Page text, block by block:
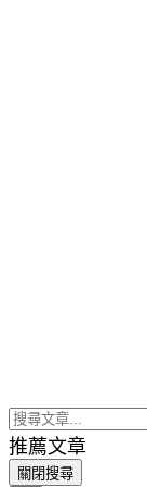
推薦文章
關閉搜尋